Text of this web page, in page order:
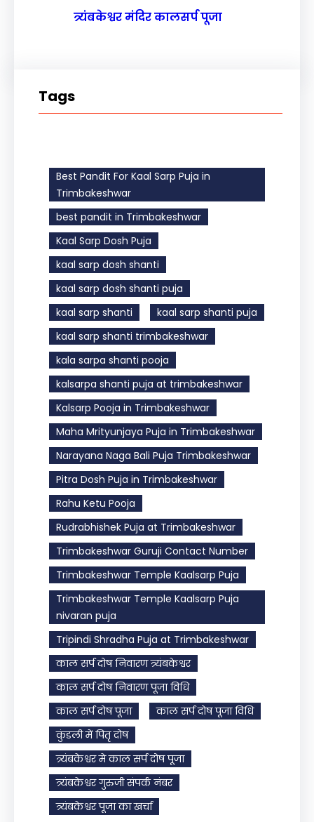
त्र्यंबकेश्वर मंदिर कालसर्प पूजा
Tags
Best Pandit For Kaal Sarp Puja in
Trimbakeshwar
best pandit in Trimbakeshwar
Kaal Sarp Dosh Puja
kaal sarp dosh shanti
kaal sarp dosh shanti puja
kaal sarp shanti
kaal sarp shanti puja
kaal sarp shanti trimbakeshwar
kala sarpa shanti pooja
kalsarpa shanti puja at trimbakeshwar
Kalsarp Pooja in Trimbakeshwar
Maha Mrityunjaya Puja in Trimbakeshwar
Narayana Naga Bali Puja Trimbakeshwar
Pitra Dosh Puja in Trimbakeshwar
Rahu Ketu Pooja
Rudrabhishek Puja at Trimbakeshwar
Trimbakeshwar Guruji Contact Number
Trimbakeshwar Temple Kaalsarp Puja
Trimbakeshwar Temple Kaalsarp Puja
nivaran puja
Tripindi Shradha Puja at Trimbakeshwar
काल सर्प दोष निवारण त्र्यंबकेश्वर
काल सर्प दोष निवारण पूजा विधि
काल सर्प दोष पूजा
काल सर्प दोष पूजा विधि
कुंडली में पितृ दोष
त्र्यंबकेश्वर मे काल सर्प दोष पूजा
त्र्यंबकेश्वर गुरुजी संपर्क नंबर
त्र्यंबकेश्वर पूजा का खर्चा